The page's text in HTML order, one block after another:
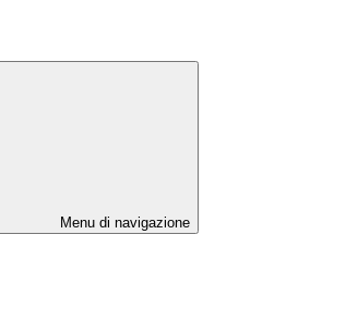
Menu di navigazione